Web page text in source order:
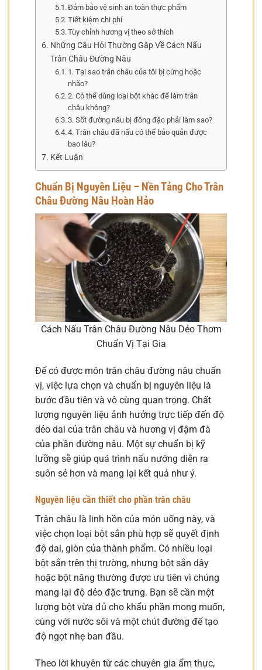
Đảm bảo vệ sinh an toàn thực phẩm
Tiết kiệm chi phí
Tùy chỉnh hương vị theo sở thích
Những Câu Hỏi Thường Gặp Về Cách Nấu
Trân Châu Đường Nâu
1. Tại sao trân châu của tôi bị cứng hoặc
nhão?
2. Có thể dùng loại bột khác để làm trân
châu không?
3. Sốt đường nâu bị đông đặc phải làm sao?
4. Trân châu đã nấu có thể bảo quản được
bao lâu?
Kết Luận
Chuẩn Bị Nguyên Liệu – Nền Tảng Cho Trân
Châu Đường Nâu Hoàn Hảo
Cách Nấu Trân Châu Đường Nâu Dẻo Thơm
Chuẩn Vị Tại Gia
Để có được món trân châu đường nâu chuẩn
vị, việc lựa chọn và chuẩn bị nguyên liệu là
bước đầu tiên và vô cùng quan trọng. Chất
lượng nguyên liệu ảnh hưởng trực tiếp đến độ
dẻo dai của trân châu và hương vị đậm đà
của phần đường nâu. Một sự chuẩn bị kỹ
lưỡng sẽ giúp quá trình nấu nướng diễn ra
suôn sẻ hơn và mang lại kết quả như ý.
Nguyên liệu cần thiết cho phần trân châu
Trân châu là linh hồn của món uống này, và
việc chọn loại bột sắn phù hợp sẽ quyết định
độ dai, giòn của thành phẩm. Có nhiều loại
bột sắn trên thị trường, nhưng bột sắn dây
hoặc bột năng thường được ưu tiên vì chúng
mang lại độ dẻo đặc trưng. Bạn sẽ cần một
lượng bột vừa đủ cho khẩu phần mong muốn,
cùng với nước sôi và một chút đường để tạo
độ ngọt nhẹ ban đầu.
Theo lời khuyên từ các chuyên gia ẩm thực,